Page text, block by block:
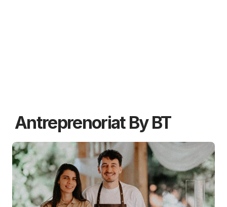
Antreprenoriat By BT